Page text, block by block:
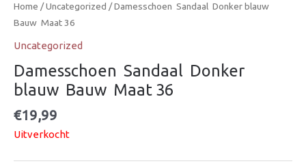
Home /Uncategorized / Damesschoen  Sandaal  Donker blauw 
Bauw  Maat 36
Uncategorized
Damesschoen  Sandaal  Donker
blauw  Bauw  Maat 36
€19,99
Uitverkocht